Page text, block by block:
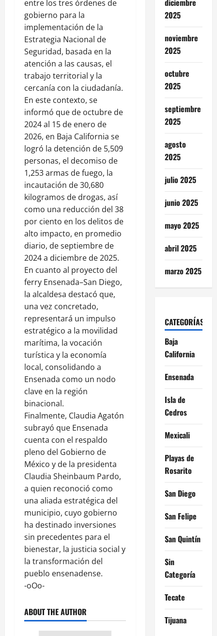
entre los tres órdenes de
gobierno para la
implementación de la
Estrategia Nacional de
Seguridad, basada en la
atención a las causas, el
trabajo territorial y la
cercanía con la ciudadanía.
En este contexto, se
informó que de octubre de
2024 al 15 de enero de
2026, en Baja California se
logró la detención de 5,509
personas, el decomiso de
1,253 armas de fuego, la
incautación de 30,680
kilogramos de drogas, así
como una reducción del 38
por ciento en los delitos de
alto impacto, en promedio
diario, de septiembre de
2024 a diciembre de 2025.
En cuanto al proyecto del
ferry Ensenada–San Diego,
la alcaldesa destacó que,
una vez concretado,
representará un impulso
estratégico a la movilidad
marítima, la vocación
turística y la economía
local, consolidando a
Ensenada como un nodo
clave en la región
binacional.
Finalmente, Claudia Agatón
subrayó que Ensenada
cuenta con el respaldo
pleno del Gobierno de
México y de la presidenta
Claudia Sheinbaum Pardo,
a quien reconoció como
una aliada estratégica del
municipio, cuyo gobierno
ha destinado inversiones
sin precedentes para el
bienestar, la justicia social y
la transformación del
pueblo ensenadense.
-oOo-
ABOUT THE AUTHOR
diciembre
2025
noviembre
2025
octubre
2025
septiembre
2025
agosto
2025
julio 2025
junio 2025
mayo 2025
abril 2025
marzo 2025
CATEGORÍAS
Baja
California
Ensenada
Isla de
Cedros
Mexicali
Playas de
Rosarito
San Diego
San Felipe
San Quintín
Sin
Categoría
Tecate
Tijuana